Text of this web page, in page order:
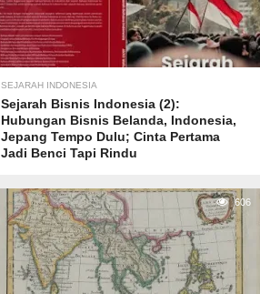
SEJARAH INDONESIA
Sejarah Bisnis Indonesia (2):
Hubungan Bisnis Belanda, Indonesia,
Jepang Tempo Dulu; Cinta Pertama
Jadi Benci Tapi Rindu
606